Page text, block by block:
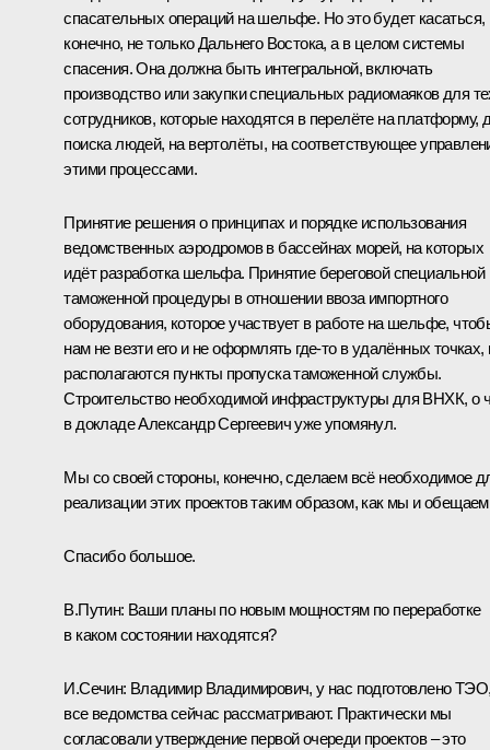
спасательных операций на шельфе. Но это будет касаться,
конечно, не только Дальнего Востока, а в целом системы
спасения. Она должна быть интегральной, включать
производство или закупки специальных радиомаяков для
сотрудников, которые находятся в перелёте на платформу,
поиска людей, на вертолёты, на соответствующее
этими процессами.
Принятие решения о принципах и порядке использования
ведомственных аэродромов в бассейнах морей, на которых
идёт разработка шельфа. Принятие береговой специальной
таможенной процедуры в отношении ввоза импортного
оборудования, которое участвует в работе на шельфе,
нам не везти его и не оформлять где‑то в удалённых точках,
располагаются пункты пропуска таможенной службы.
Строительство необходимой инфраструктуры для ВНХК, о
в докладе Александр Сергеевич уже упомянул.
Мы со своей стороны, конечно, сделаем всё необходимое
реализации этих проектов таким образом, как мы и
Спасибо большое.
В.Путин: Ваши планы по новым мощностям по переработке
в каком состоянии находятся?
И.Сечин: Владимир Владимирович, у нас подготовлено
все ведомства сейчас рассматривают. Практически мы
согласовали утверждение первой очереди проектов – это